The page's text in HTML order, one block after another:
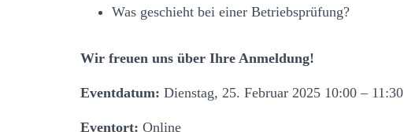
Was geschieht bei einer Betriebsprüfung?
Wir freuen uns über Ihre Anmeldung!
Eventdatum: Dienstag, 25. Februar 2025 10:00 – 11:30
Eventort: Online